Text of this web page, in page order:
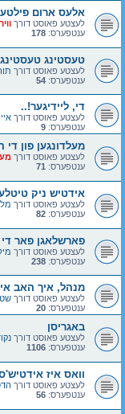
אלעס ארום
לעצטע פאוסט דורך
ענטפערס: 178
טעסטינג טעסטינג
לעצטע פאוסט דורך
ענטפערס: 54
די, ליידיגער!..
לעצטע פאוסט דורך
ענטפערס: 9
מעלדונגען פון די
לעצטע פאוסט דורך
ענטפערס: 71
אידטיש ניק
לעצטע פאוסט דורך
ענטפערס: 82
פארשלאגן פאר
לעצטע פאוסט דורך
ענטפערס: 238
מנהל, איך האב
לעצטע פאוסט דורך
ענטפערס: 20
באגריסן
לעצטע פאוסט דורך
ענטפערס: 1106
וואס איז
לעצטע פאוסט דורך
ענטפערס: 56